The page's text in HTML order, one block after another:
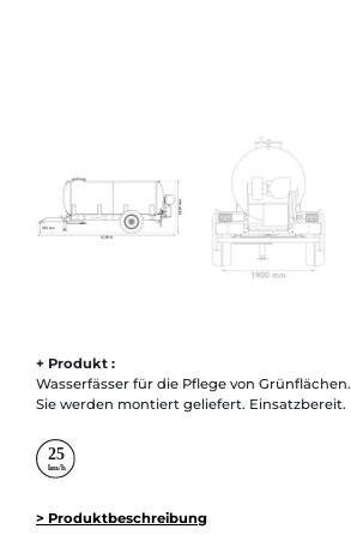
+ Produkt :
Wasserfässer für die Pflege von Grünflächen.
Sie werden montiert geliefert. Einsatzbereit.
> Produktbeschreibung